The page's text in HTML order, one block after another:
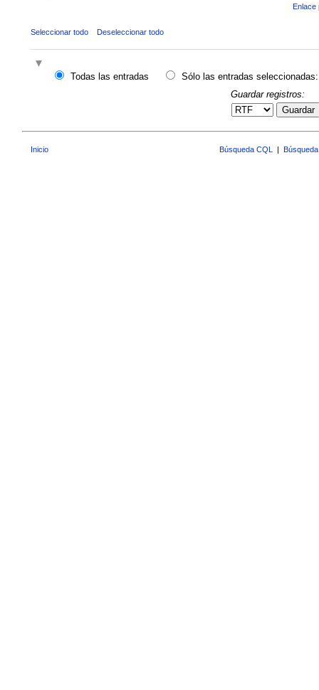
Enlace
Seleccionar todo Deseleccionar todo
Todas las entradas
Sólo las entradas seleccionadas:
Guardar registros:
Guardar
Inicio Búsqueda CQL